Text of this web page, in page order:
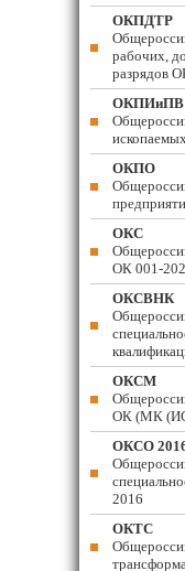
ОКПДТР
рабочих,
разрядов
ОКПИиПВ
ОКПО
ОКС
ОК 001-
ОКСВНК
ОКСМ
ОК (МК
ОКСО
2016
ОКТС